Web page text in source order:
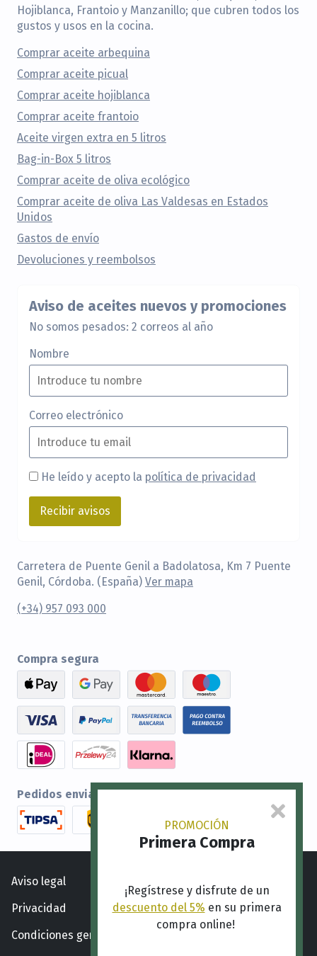
PROMOCIÓN
Primera Compra
¡Regístrese y disfrute de un
descuento del 5% en su primera
compra online!
Hojiblanca, Frantoio y Manzanillo; que cubren todos los
gustos y usos en la cocina.
Comprar aceite arbequina
Comprar aceite picual
Comprar aceite hojiblanca
Comprar aceite frantoio
Aceite virgen extra en 5 litros
Bag-in-Box 5 litros
Comprar aceite de oliva ecológico
Comprar aceite de oliva Las Valdesas en Estados
Unidos
Gastos de envío
Devoluciones y reembolsos
Aviso de aceites nuevos y promociones
No somos pesados: 2 correos al año
Nombre
Correo electrónico
He leído y acepto la política de privacidad
Carretera de Puente Genil a Badolatosa, Km 7 Puente
Genil, Córdoba. (España)Ver mapa
(+34) 957 093 000
Compra segura
Pedidos enviados por
Aviso legal
Privacidad
Condiciones generales